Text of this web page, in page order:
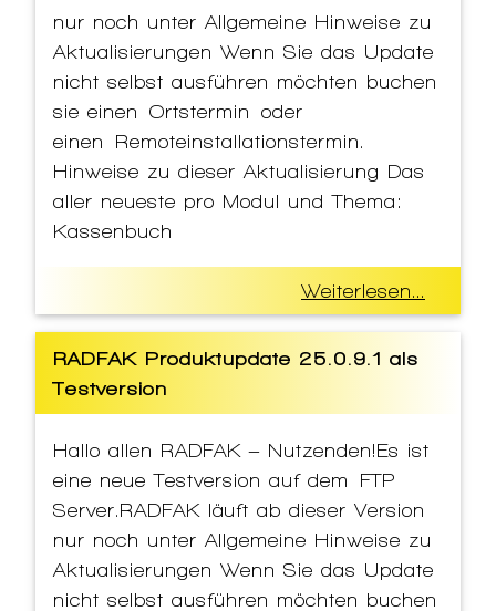
nur noch unter Allgemeine Hinweise zu
Aktualisierungen Wenn Sie das Update
nicht selbst ausführen möchten buchen
sie einen Ortstermin oder
einen Remoteinstallationstermin.
Hinweise zu dieser Aktualisierung Das
aller neueste pro Modul und Thema:
Kassenbuch
Weiterlesen...
RADFAK Produktupdate 25.0.9.1 als
Testversion
Hallo allen RADFAK – Nutzenden!Es ist
eine neue Testversion auf dem FTP
Server.RADFAK läuft ab dieser Version
nur noch unter Allgemeine Hinweise zu
Aktualisierungen Wenn Sie das Update
nicht selbst ausführen möchten buchen